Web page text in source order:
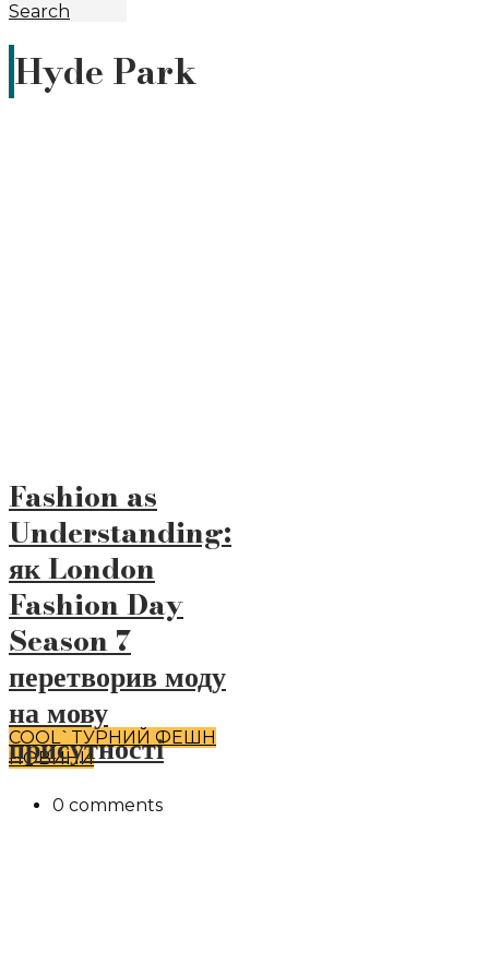
Search
Hyde Park
COOL`TУРНИЙ ФЕШН
НОВИНИ
Fashion as
Understanding:
як London
Fashion Day
Season 7
перетворив моду
на мову
присутності
0 comments